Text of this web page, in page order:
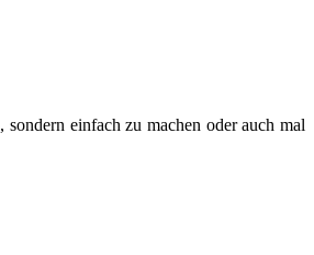
einfach zu machen oder auch mal